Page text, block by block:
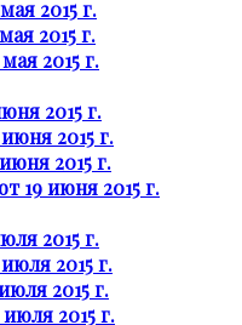
2015 г.
2015 г.
2015 г.
2015 г.
2015 г.
2015 г.
19 июня 2015 г.
2015 г.
2015 г.
2015 г.
2015 г.